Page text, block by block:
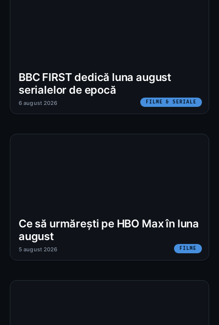
BBC FIRST dedică luna august
serialelor de epocă
FILME & SERIALE
6 august 2026
Ce să urmărești pe HBO Max în luna
august
FILME
5 august 2026